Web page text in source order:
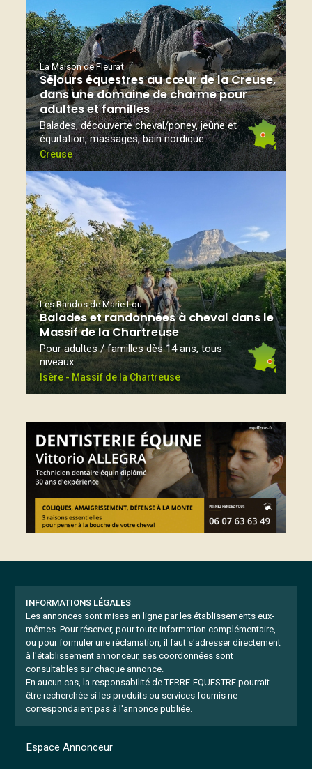
La Maison de Fleurat
Séjours équestres au cœur de la Creuse,
dans une domaine de charme pour
adultes et familles
Balades, découverte cheval/poney, jeûne et
équitation, massages, bain nordique...
Creuse
Les Randos de Marie Lou
Balades et randonnées à cheval dans le
Massif de la Chartreuse
Pour adultes / familles dès 14 ans, tous
niveaux
Isère - Massif de la Chartreuse
INFORMATIONS LÉGALES
Les annonces sont mises en ligne par les établissements eux-
mêmes. Pour réserver, pour toute information complémentaire,
ou pour formuler une réclamation, il faut s'adresser directement
à l'établissement annonceur, ses coordonnées sont
consultables sur chaque annonce.
En aucun cas, la responsabilité de TERRE-EQUESTRE pourrait
être recherchée si les produits ou services fournis ne
correspondaient pas à l'annonce publiée.
Espace Annonceur